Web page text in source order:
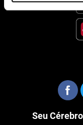
Seu Cérebro